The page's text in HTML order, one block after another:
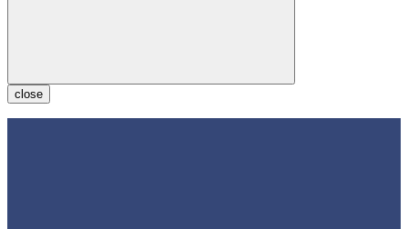
close